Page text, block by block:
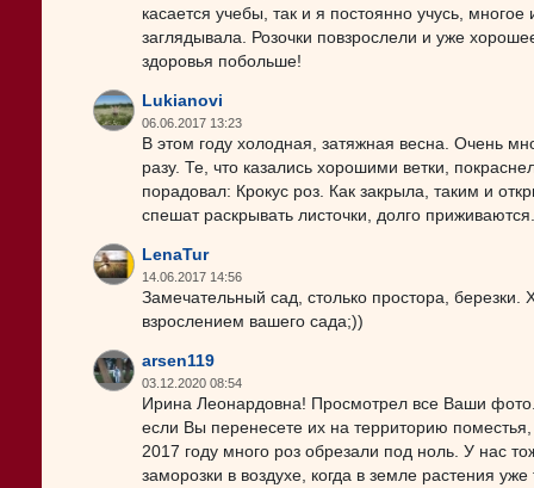
касается учебы, так и я постоянно учусь,
заглядывала. Розочки повзрослели и уже
здоровья побольше!
Lukianovi
06.06.2017 13:23
В этом году холодная, затяжная весна. Очень
разу. Те, что казались хорошими ветки,
порадовал: Крокус роз. Как закрыла, таким и
спешат раскрывать листочки, долго
LenaTur
14.06.2017 14:56
Замечательный сад, столько простора,
взрослением вашего сада;))
arsen119
03.12.2020 08:54
Ирина Леонардовна! Просмотрел все Ваши
если Вы перенесете их на территорию
2017 году много роз обрезали под ноль. У нас
заморозки в воздухе, когда в земле растения